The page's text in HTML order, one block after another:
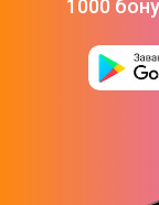
Загрузить(265.15
1000